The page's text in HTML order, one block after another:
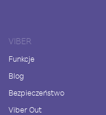
VIBER
Funkcje
Blog
Bezpieczeństwo
Viber Out